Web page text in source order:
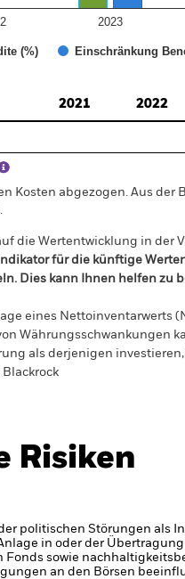
(%) Einschränkung
2023
2021
2022
Kosten abgezogen. Aus der
die Wertentwicklung in der
für die künftige
Dies kann Ihnen helfen zu
eines Nettoinventarwerts
Währungsschwankungen
als derjenigen
Blackrock
Risiken
politischen Störungen als
in oder der
sowie
an den Börsen